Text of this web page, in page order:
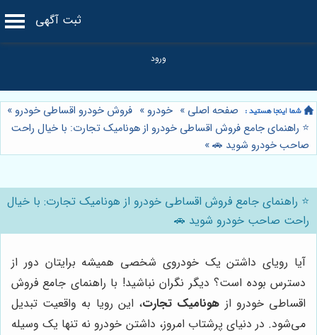
ثبت آگهی
صفحه اصلی » خودرو » فروش خودرو اقساطی خودرو »
⭐️ راهنمای جامع فروش اقساطی خودرو از هونامیک تجارت: با خیال راحت
صاحب خودرو شوید 🚗»
⭐️ راهنمای جامع فروش اقساطی خودرو از هونامیک تجارت: با خیال
راحت صاحب خودرو شوید 🚗
آیا رویای داشتن یک خودروی شخصی همیشه برایتان دور از
دسترس بوده است؟ دیگر نگران نباشید! با راهنمای جامع فروش
اقساطی خودرو از هونامیک تجارت، این رویا به واقعیت تبدیل
می‌شود. در دنیای پرشتاب امروز، داشتن خودرو نه تنها یک وسیله